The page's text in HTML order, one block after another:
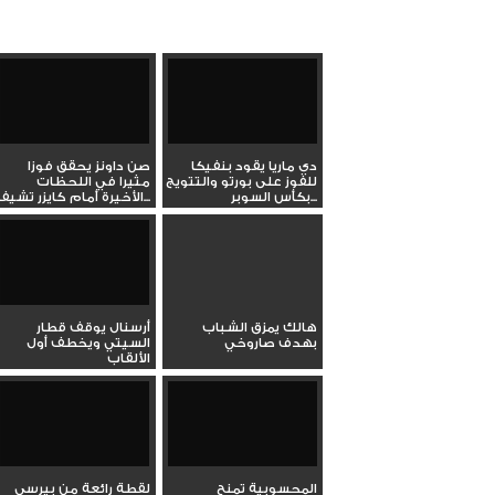
دي ماريا يقود بنفيكا
للفوز على بورتو والتتويج
بكأس السوبر...
صن داونز يحقق فوزا
مثيرا في اللحظات
الأخيرة أمام كايزر تشيفز...
هالك يمزق الشباب
بهدف صاروخي
أرسنال يوقف قطار
السيتي ويخطف أول
الألقاب
المحسوبية تمنح
لقطة رائعة من بيرسي